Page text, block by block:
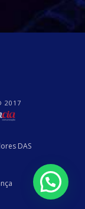
2017
DAS